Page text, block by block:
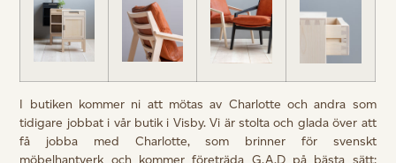
I butiken kommer ni att mötas av Charlotte och andra som
tidigare jobbat i vår butik i Visby. Vi är stolta och glada över att
få jobba med Charlotte, som brinner för svenskt
möbelhantverk och kommer företräda G.A.D på bästa sätt: